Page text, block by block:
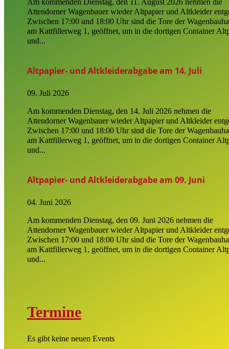
Am kommenden Dienstag, den 11. August 2026 nehmen die
Attendorner Wagenbauer wieder Altpapier und Altkleider
Zwischen 17:00 und 18:00 Uhr sind die Tore der
am Kattfillerweg 1, geöffnet, um in die dortigen Container
und...
Altpapier- und Altkleiderabgabe am 14. Juli
09. Juli 2026
Am kommenden Dienstag, den 14. Juli 2026 nehmen die
Attendorner Wagenbauer wieder Altpapier und Altkleider
Zwischen 17:00 und 18:00 Uhr sind die Tore der
am Kattfillerweg 1, geöffnet, um in die dortigen Container
und...
Altpapier- und Altkleiderabgabe am 09. Juni
04. Juni 2026
Am kommenden Dienstag, den 09. Juni 2026 nehmen die
Attendorner Wagenbauer wieder Altpapier und Altkleider
Zwischen 17:00 und 18:00 Uhr sind die Tore der
am Kattfillerweg 1, geöffnet, um in die dortigen Container
und...
Termine
Es gibt keine neuen Events